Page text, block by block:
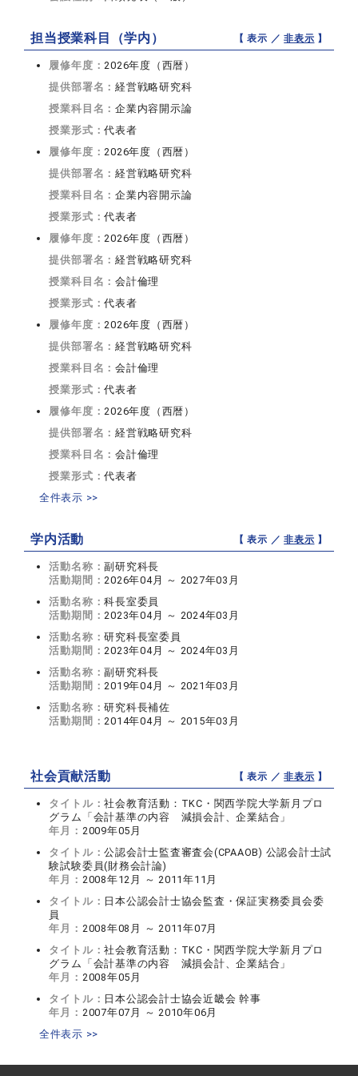
担当授業科目（学内） 【 表示 ／非表示 】
履修年度：2026年度（西暦）
提供部署名：経営戦略研究科
授業科目名：企業内容開示論
授業形式：代表者
履修年度：2026年度（西暦）
提供部署名：経営戦略研究科
授業科目名：企業内容開示論
授業形式：代表者
履修年度：2026年度（西暦）
提供部署名：経営戦略研究科
授業科目名：会計倫理
授業形式：代表者
履修年度：2026年度（西暦）
提供部署名：経営戦略研究科
授業科目名：会計倫理
授業形式：代表者
履修年度：2026年度（西暦）
提供部署名：経営戦略研究科
授業科目名：会計倫理
授業形式：代表者
全件表示 >>
学内活動 【 表示 ／非表示 】
活動名称：副研究科長
活動期間：2026年04月 ～ 2027年03月
活動名称：科長室委員
活動期間：2023年04月 ～ 2024年03月
活動名称：研究科長室委員
活動期間：2023年04月 ～ 2024年03月
活動名称：副研究科長
活動期間：2019年04月 ～ 2021年03月
活動名称：研究科長補佐
活動期間：2014年04月 ～ 2015年03月
社会貢献活動 【 表示 ／非表示 】
タイトル：社会教育活動：TKC・関西学院大学新月プロ
グラム「会計基準の内容 減損会計、企業結合」
年月： 2009年05月
タイトル：公認会計士監査審査会(CPAAOB) 公認会計士試
験試験委員(財務会計論)
年月： 2008年12月 ～ 2011年11月
タイトル： 日本公認会計士協会監査・保証実務委員会委
員
年月： 2008年08月 ～ 2011年07月
タイトル：社会教育活動：TKC・関西学院大学新月プロ
グラム「会計基準の内容 減損会計、企業結合」
年月： 2008年05月
タイトル： 日本公認会計士協会近畿会 幹事
年月： 2007年07月 ～ 2010年06月
全件表示 >>